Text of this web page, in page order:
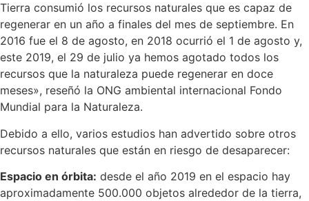
Tierra consumió los recursos naturales que es capaz de
regenerar en un año a finales del mes de septiembre. En
2016 fue el 8 de agosto, en 2018 ocurrió el 1 de agosto y,
este 2019, el 29 de julio ya hemos agotado todos los
recursos que la naturaleza puede regenerar en doce
meses», reseñó la ONG ambiental internacional Fondo
Mundial para la Naturaleza.
Debido a ello, varios estudios han advertido sobre otros
recursos naturales que están en riesgo de desaparecer:
Espacio en órbita: desde el año 2019 en el espacio hay
aproximadamente 500.000 objetos alrededor de la tierra,